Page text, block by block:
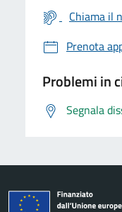
Chiama il
Prenota
Problemi in
Segnala